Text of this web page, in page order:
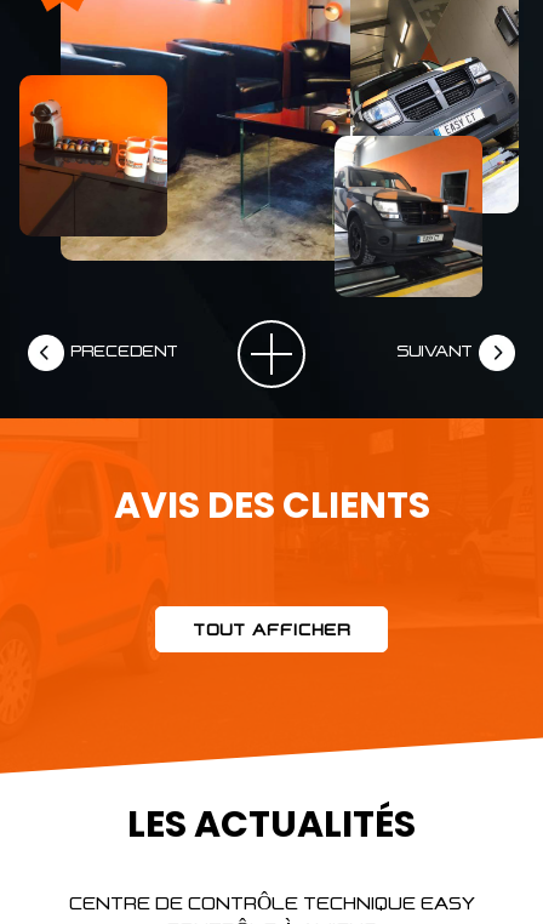
PRECEDENT SUIVANT
AVIS DES CLIENTS
TOUT AFFICHER
LES ACTUALITÉS
CENTRE DE CONTRÔLE TECHNIQUE EASY